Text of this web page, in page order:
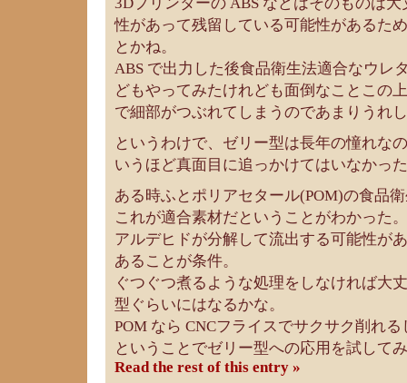
性があって残留している可能性があるた
とかね。
ABS で出力した後食品衛生法適合なウレ
どもやってみたけれども面倒なことこの
で細部がつぶれてしまうのであまりうれ
というわけで、ゼリー型は長年の憧れな
いうほど真面目に追っかけてはいなかっ
ある時ふとポリアセタール(POM)の食品
これが適合素材だということがわかった
アルデヒドが分解して流出する可能性が
あることが条件。
ぐつぐつ煮るような処理をしなければ大
型ぐらいにはなるかな。
POM なら CNCフライスでサクサク削れ
ということでゼリー型への応用を試して
Read the rest of this entry »